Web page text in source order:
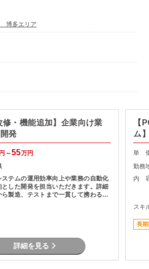
博多エリア
修・機能追加】企業向け業
発
～55万円
ステムの運用効率向上や業務の自動化
とした開発を担当いただきます。詳細
ら製造、テストまで一貫して携わるこ
きるため、開発工程全体の経験を積み
におすすめです。長期参画を前提とし
た案件です。
詳細を見る
【
ム
単
勤務
内
スキ
長期